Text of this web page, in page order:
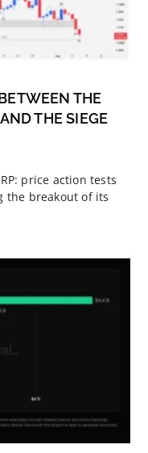
THE
THE SIEGE
price action tests
the breakout of its